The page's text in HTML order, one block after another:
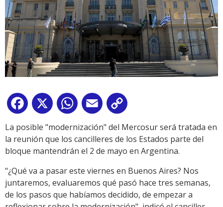
Facebook
X WhatsApp
Email
Link
La posible "modernización" del Mercosur será tratada en
la reunión que los cancilleres de los Estados parte del
bloque mantendrán el 2 de mayo en Argentina.
"¿Qué va a pasar este viernes en Buenos Aires? Nos
juntaremos, evaluaremos qué pasó hace tres semanas,
de los pasos que habíamos decidido, de empezar a